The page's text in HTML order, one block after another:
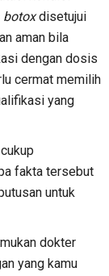
botoxdisetujui
aman bila
dengan dosis
cermat memilih
yang
fakta tersebut
untuk
dokter
yang kamu